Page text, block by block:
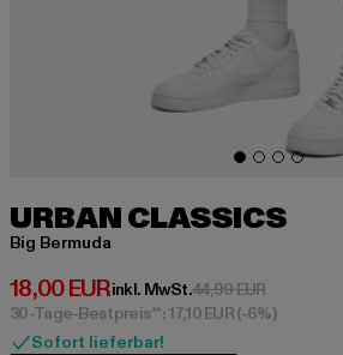
URBAN CLASSICS
Big Bermuda
18,00 EUR
Derzeitiger Preis: 18,00 EUR
inkl. MwSt.44,99 EUR
30-Tage-Bestpreis**: 17,10 EUR(-6%)
Sofort lieferbar!